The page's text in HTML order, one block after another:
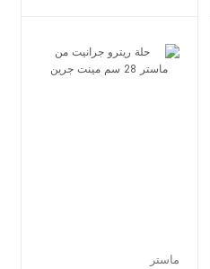
ماستر